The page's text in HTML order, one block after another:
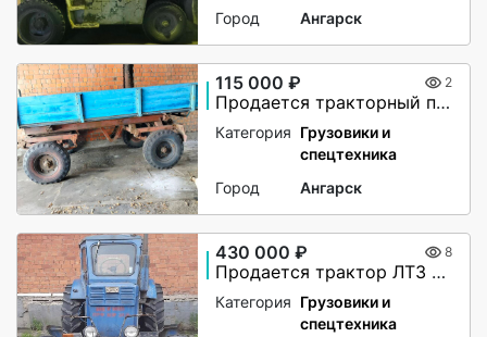
Город
Ангарск
115 000 ₽ 2
Продается тракторный прицеп 2ПТС-4
Категория Грузовики и
спецтехника
Город
Ангарск
430 000 ₽ 8
Продается трактор ЛТЗ Т-40АМ
Категория Грузовики и
спецтехника